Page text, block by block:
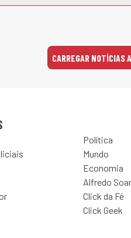
CARREGAR NOTÍCIAS
Política
Mundo
Economia
Alfredo
Click da Fé
Click Geek